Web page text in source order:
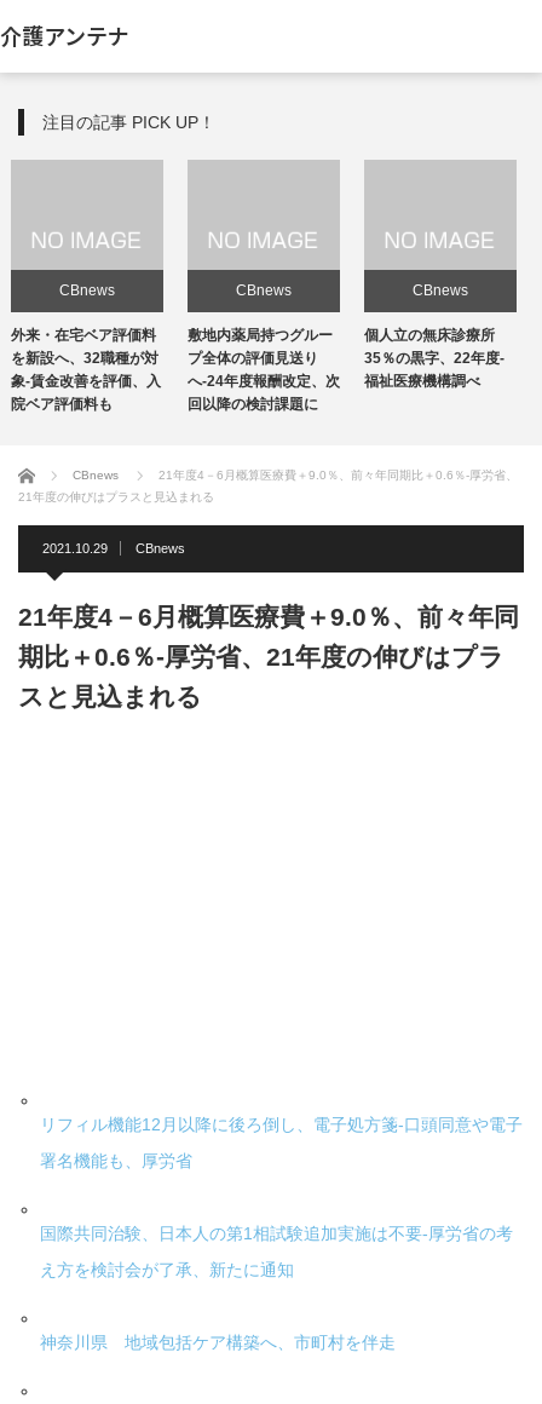
介護アンテナ
注目の記事 PICK UP！
CBnews
敷地内薬局持つグルー
プ全体の評価見送り
へ-24年度報酬改定、次
回以降の検討課題に
CBnews
個人立の無床診療所
35％の黒字、22年度-
福祉医療機構調べ
CBnews
個人立の無床診療所
35％の黒字、22年度-
福祉医療機構調べ
ホーム CBnews
21年度4－6月概算医療費＋9.0％、前々年同期比＋0.6％-厚労省、
21年度の伸びはプラスと見込まれる
2021.10.29 CBnews
21年度4－6月概算医療費＋9.0％、前々年同
期比＋0.6％-厚労省、21年度の伸びはプラ
スと見込まれる
リフィル機能12月以降に後ろ倒し、電子処方箋-口頭同意や電子
署名機能も、厚労省
国際共同治験、日本人の第1相試験追加実施は不要-厚労省の考
え方を検討会が了承、新たに通知
神奈川県 地域包括ケア構築へ、市町村を伴走